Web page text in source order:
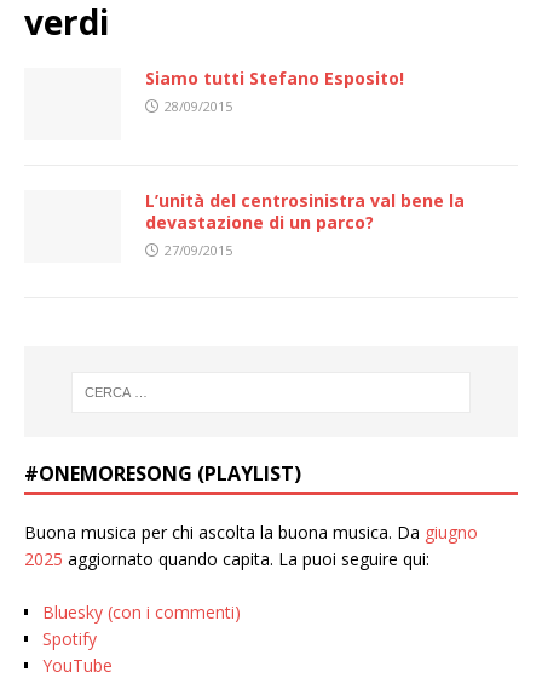
verdi
Siamo tutti Stefano Esposito!
28/09/2015
L’unità del centrosinistra val bene la
devastazione di un parco?
27/09/2015
#ONEMORESONG (PLAYLIST)
Buona musica per chi ascolta la buona musica. Da giugno
2025 aggiornato quando capita. La puoi seguire qui:
Bluesky (con i commenti)
Spotify
YouTube